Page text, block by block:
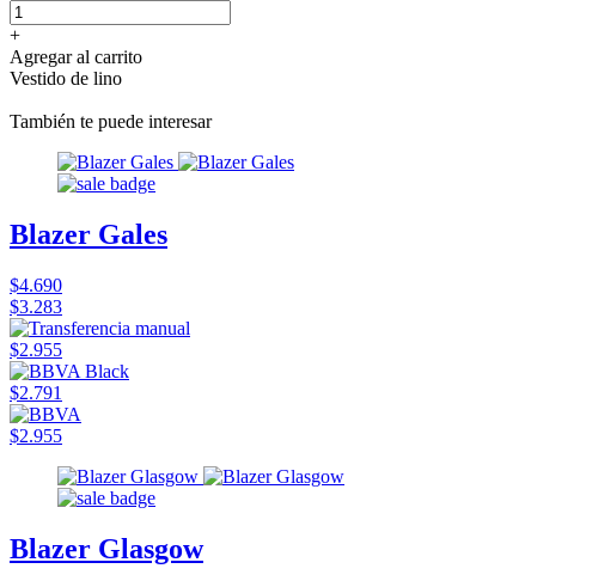
+
Agregar al carrito
Vestido de lino
También te puede interesar
Blazer Gales
$4.690
$3.283
$2.955
$2.791
$2.955
Blazer Glasgow